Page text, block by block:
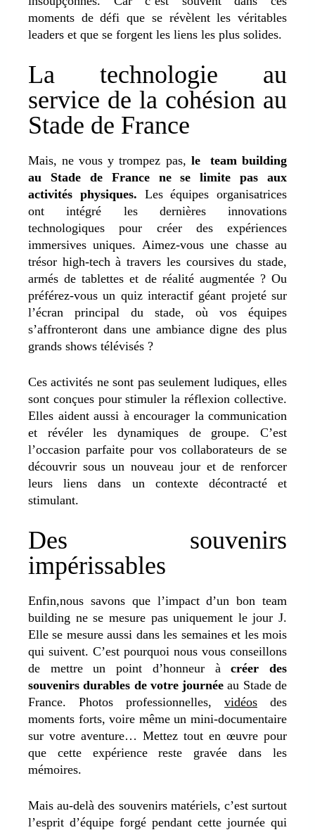
moments de défi que se révèlent les véritables
leaders et que se forgent les liens les plus solides.
La technologie au
service de la cohésion au
Stade de France
Mais, ne vous y trompez pas, le team building
au Stade de France ne se limite pas aux
activités physiques. Les équipes organisatrices
ont intégré les dernières innovations
technologiques pour créer des expériences
immersives uniques. Aimez-vous une chasse au
trésor high-tech à travers les coursives du stade,
armés de tablettes et de réalité augmentée ? Ou
préférez-vous un quiz interactif géant projeté sur
l’écran principal du stade, où vos équipes
s’affronteront dans une ambiance digne des plus
grands shows télévisés ?
Ces activités ne sont pas seulement ludiques, elles
sont conçues pour stimuler la réflexion collective.
Elles aident aussi à encourager la communication
et révéler les dynamiques de groupe. C’est
l’occasion parfaite pour vos collaborateurs de se
découvrir sous un nouveau jour et de renforcer
leurs liens dans un contexte décontracté et
stimulant.
Des souvenirs
impérissables
Enfin,nous savons que l’impact d’un bon team
building ne se mesure pas uniquement le jour J.
Elle se mesure aussi dans les semaines et les mois
qui suivent. C’est pourquoi nous vous conseillons
de mettre un point d’honneur àcréer des
souvenirs durables de votre journée au Stade de
France. Photos professionnelles, vidéos des
moments forts, voire même un mini-documentaire
sur votre aventure… Mettez tout en œuvre pour
que cette expérience reste gravée dans les
mémoires.
Mais au-delà des souvenirs matériels, c’est surtout
l’esprit d’équipe forgé pendant cette journée qui